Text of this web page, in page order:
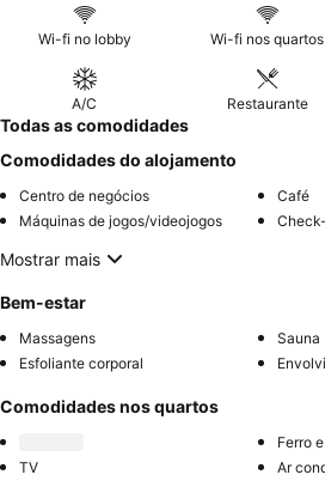
Wi-fi no lobby Wi-fi nos quartos
A/C Restaurante
Todas as comodidades
Comodidades do alojamento
Centro de negócios
Café
Máquinas de jogos/videojogos
Mostrar mais
Bem-estar
Massagens
Sauna
Esfoliante corporal
Comodidades nos quartos
Ferro
TV
Ar